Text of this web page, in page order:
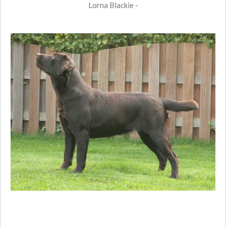
Lorna Blackie -